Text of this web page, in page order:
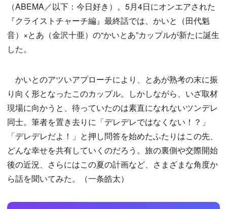
（ABEMA／以下：今日好き）。5月4日にオンエアされた
『クライストチャーチ編』最終話では、かいと（田代魁
音）×とあ（金沢十亜）の“かいとあ”カップルが新たに誕生
した。
かいとのアツいアプローチにより、とあが熟考の末に振
り向く形となったこのカップル。しかしながら、いざ取材
現場に向かうと、待っていたのは素直になれないツンデレ
同士。筆者を置き去りに「デレデレではなくない！？」
「デレデレだよ！」と押し問答を始めたふたりはこの先、
どんな幸せを共有していくのだろう。旅の裏側や交際開始
後の近況、さらにはこの夏の計画など、さまざまな角度か
ら話を聞いてみた。（一条皓太）